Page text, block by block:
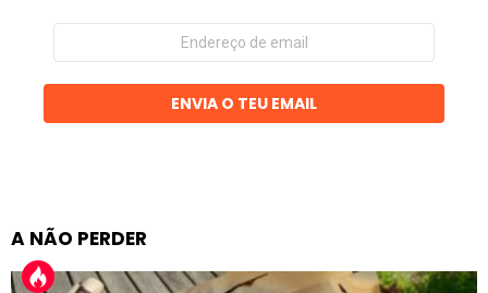
Endereço
email
ENVIA O TEU EMAIL
A NÃO PERDER